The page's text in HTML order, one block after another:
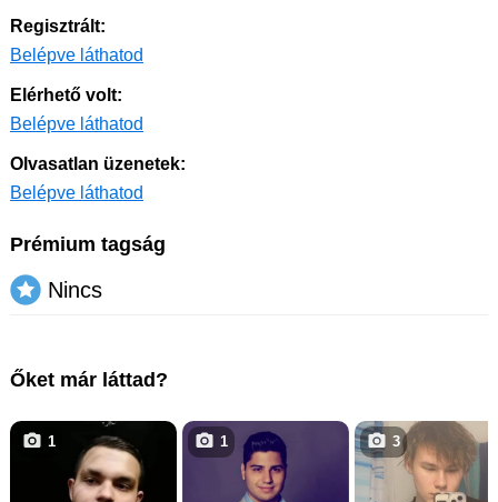
Regisztrált:
Belépve láthatod
Elérhető volt:
Belépve láthatod
Olvasatlan üzenetek:
Belépve láthatod
Prémium tagság
Nincs
Őket már láttad?
1 1 3